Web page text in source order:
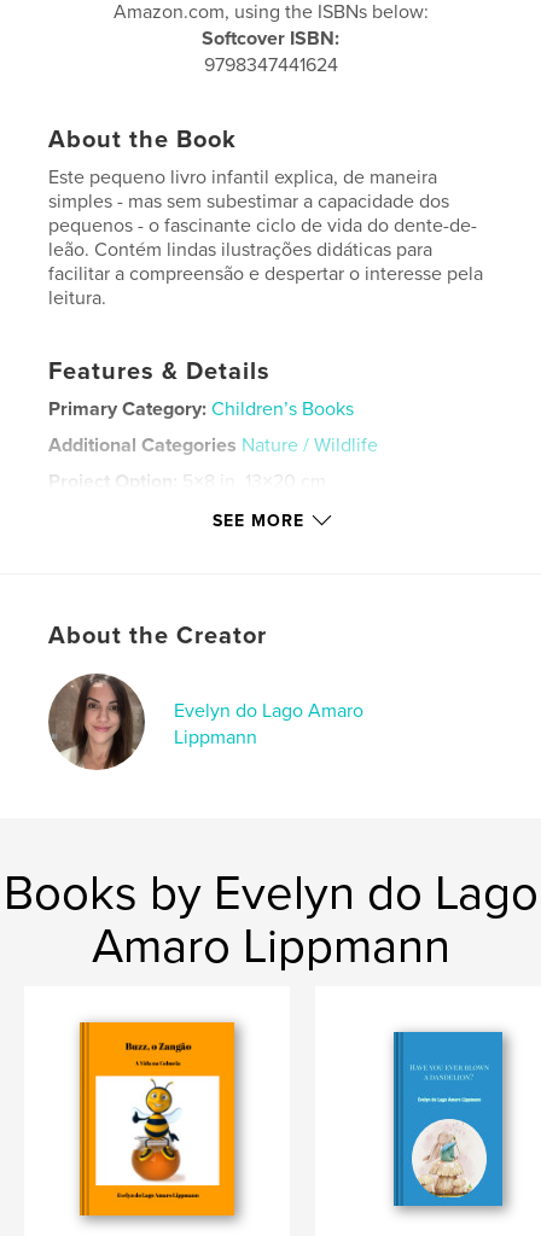
Amazon.com, using the ISBNs below:
Softcover ISBN:
9798347441624
About the Book
Este pequeno livro infantil explica, de maneira
simples - mas sem subestimar a capacidade dos
pequenos - o fascinante ciclo de vida do dente-de-
leão. Contém lindas ilustrações didáticas para
facilitar a compreensão e despertar o interesse pela
leitura.
Features & Details
Primary Category: Children’s Books
Additional Categories Nature / Wildlife
Project Option: 5×8 in, 13×20 cm
LanguagePortuguese
Keywords
natureza infantil , flores ,
SEE MORE
About the Creator
Evelyn do Lago Amaro
Lippmann
Books by Evelyn do Lago
Amaro Lippmann